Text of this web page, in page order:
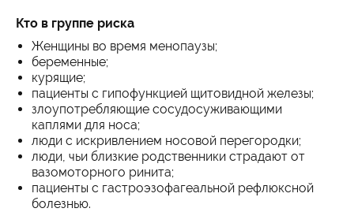
Кто в группе риска
Женщины во время менопаузы;
беременные;
курящие;
пациенты с гипофункцией щитовидной железы;
злоупотребляющие сосудосуживающими
каплями для носа;
люди с искривлением носовой перегородки;
люди, чьи близкие родственники страдают от
вазомоторного ринита;
пациенты с гастроэзофагеальной рефлюксной
болезнью.